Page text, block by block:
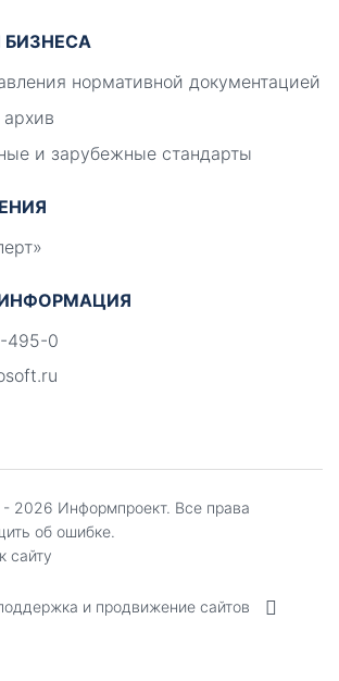
нормативной документацией
и зарубежные стандарты
495-0
2026 Информпроект. Все права
об ошибке.
сайту
и продвижение сайтов